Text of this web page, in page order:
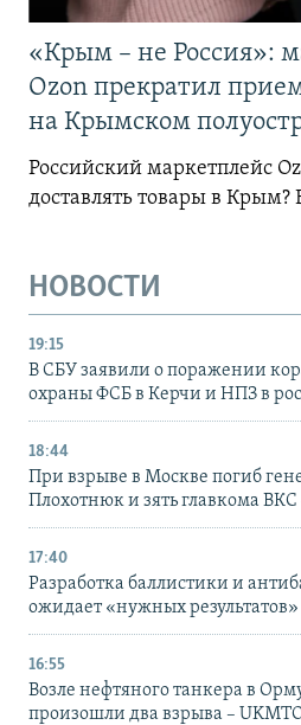
«Крым – не Россия»:
Ozon прекратил
на Крымском
Российский маркетплейс
доставлять товары в
НОВОСТИ
19:15
В СБУ заявили о поражении
охраны ФСБ в Керчи и НПЗ в
18:44
При взрыве в Москве погиб
Плохотнюк и зять главкома
17:40
Разработка баллистики и
ожидает «нужных результатов»
16:55
Возле нефтяного танкера в
произошли два взрыва –